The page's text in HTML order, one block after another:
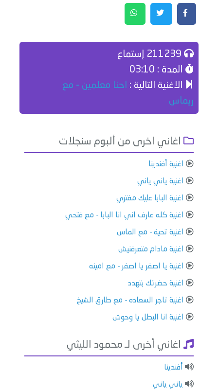
المدة : 03:10
الاغنية التالية : احنا معلمين - مع
ريماس
اغاني اخرى من ألبوم سنجلات
اغنية أفندينا
اغنية ياني ياني
اغنية البابا عليك مفتري
اغنية كله عارف اني انا البابا - مع فتحي
اغنية تحية - مع الماس
اغنية مادام متعرفنيش
اغنية يا اصفر يا اصفر - مع امينه
اغنية حضرتك بتهدد
اغنية تاجر السعاده - مع طارق الشيخ
اغنية انا البطل يا وحوش
اغاني أخرى لـ محمود الليثي
أفندينا
ياني ياني